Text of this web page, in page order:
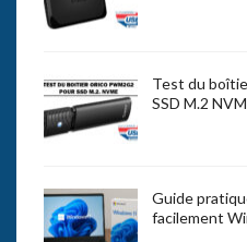
Test du
SSD M.2
Guide
facilement